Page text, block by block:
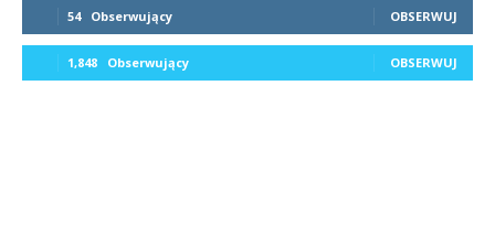
54 Obserwujący OBSERWUJ
1,848 Obserwujący OBSERWUJ